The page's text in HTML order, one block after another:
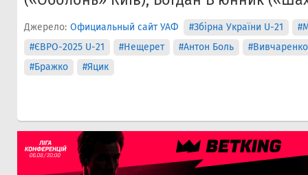
Джерело: Официальный сайт УАФ #Збірна України U-21
#ЄВРО-2025 U-21
#Нещерет #Антон Боль
#Вивчаренко
#Бражко
#Яцик